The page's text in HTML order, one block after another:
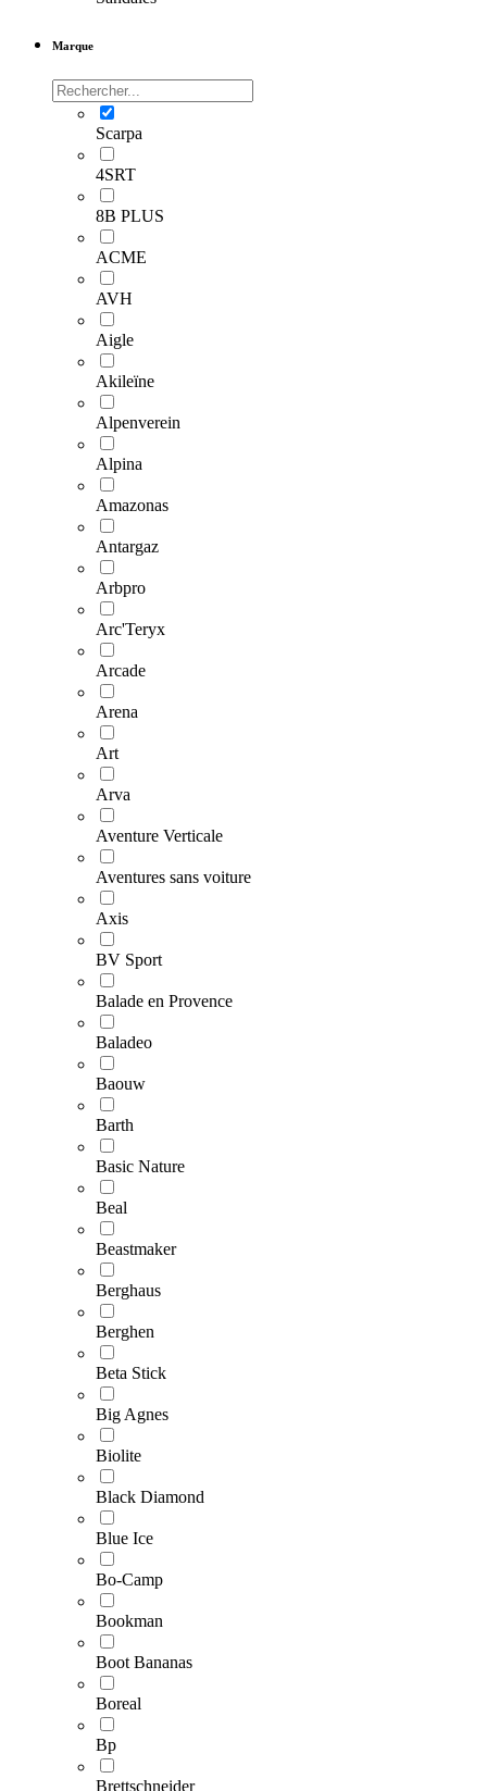
Marque
Scarpa
4SRT
8B PLUS
ACME
AVH
Aigle
Akileïne
Alpenverein
Alpina
Amazonas
Antargaz
Arbpro
Arc'Teryx
Arcade
Arena
Art
Arva
Aventure Verticale
Aventures sans voiture
Axis
BV Sport
Balade en Provence
Baladeo
Baouw
Barth
Basic Nature
Beal
Beastmaker
Berghaus
Berghen
Beta Stick
Big Agnes
Biolite
Black Diamond
Blue Ice
Bo-Camp
Bookman
Boot Bananas
Boreal
Bp
Brettschneider